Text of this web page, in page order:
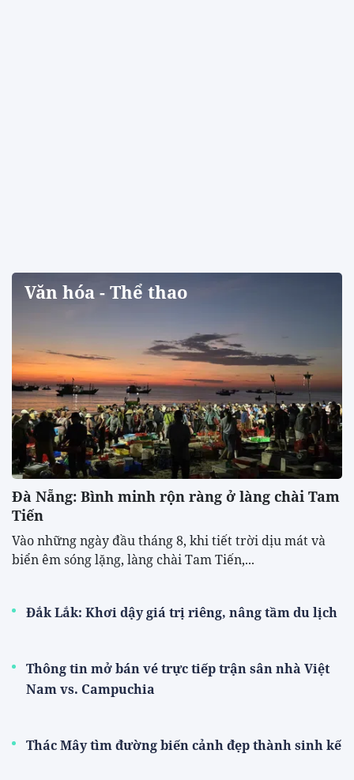
Văn hóa - Thể thao
Đà Nẵng: Bình minh rộn ràng ở làng chài Tam
Tiến
Vào những ngày đầu tháng 8, khi tiết trời dịu mát và
biển êm sóng lặng, làng chài Tam Tiến,...
Đắk Lắk: Khơi dậy giá trị riêng, nâng tầm du lịch
Thông tin mở bán vé trực tiếp trận sân nhà Việt
Nam vs. Campuchia
Thác Mây tìm đường biến cảnh đẹp thành sinh kế